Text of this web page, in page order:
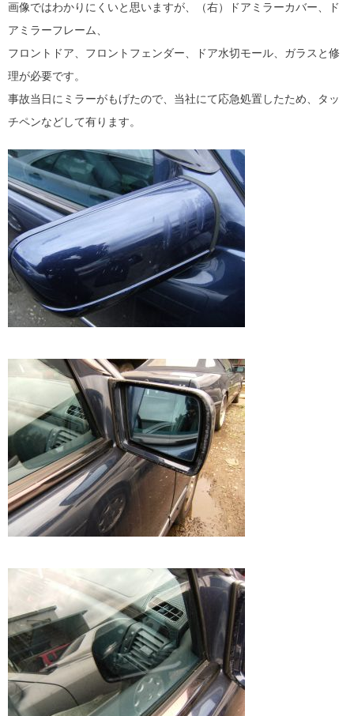
画像ではわかりにくいと思いますが、（右）ドアミラーカバー、ド
アミラーフレーム、
フロントドア、フロントフェンダー、ドア水切モール、ガラスと修
理が必要です。
事故当日にミラーがもげたので、当社にて応急処置したため、タッ
チペンなどして有ります。